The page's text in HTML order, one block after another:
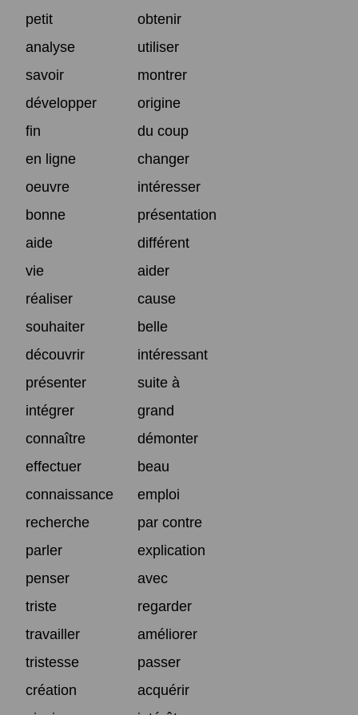
petit
obtenir
analyse
utiliser
savoir
montrer
développer
origine
fin
du coup
en ligne
changer
oeuvre
intéresser
bonne
présentation
aide
différent
vie
aider
réaliser
cause
souhaiter
belle
découvrir
intéressant
présenter
suite à
intégrer
grand
connaître
démonter
effectuer
beau
connaissance
emploi
recherche
par contre
parler
explication
penser
avec
triste
regarder
travailler
améliorer
tristesse
passer
création
acquérir